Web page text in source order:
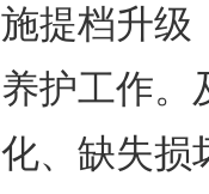
提档升级
护工作。
、缺失损